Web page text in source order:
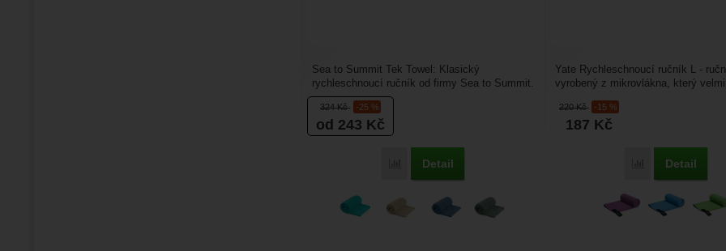
324Kč -25 %
od 243 Kč
Porovnat
Detail
Sea to Summit Tek Towel: Klasický
rychleschnoucí ručník od firmy Sea to Summit.
Výborně se hodí na výlety...
220Kč -15 %
187 Kč
Porovnat
Detail
Yate Rychleschnoucí ručník L -
vyrobený z mikrovlákna, který